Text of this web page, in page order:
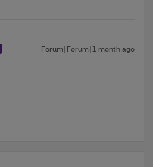
Forum|Forum|1 month ago